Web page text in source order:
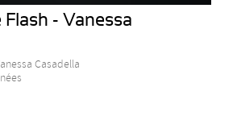
- Vanessa
Casadella